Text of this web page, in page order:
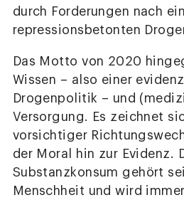
durch Forderungen nach
repressionsbetonten
Das Motto von 2020
Wissen – also einer
Drogenpolitik – und
Versorgung. Es zeichnet
vorsichtiger
der Moral hin zur Evidenz.
Substanzkonsum gehört
Menschheit und wird